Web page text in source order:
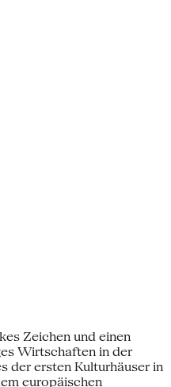
Zeichen und einen
Wirtschaften in der
der ersten Kulturhäuser in
europäischen